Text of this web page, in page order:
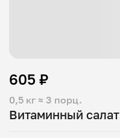
Витаминный салат
0,5 кг ≈ 3 порц.
605 ₽